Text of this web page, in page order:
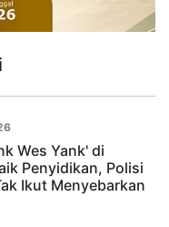
Wes Yank' di
Penyidikan, Polisi
Ikut Menyebarkan